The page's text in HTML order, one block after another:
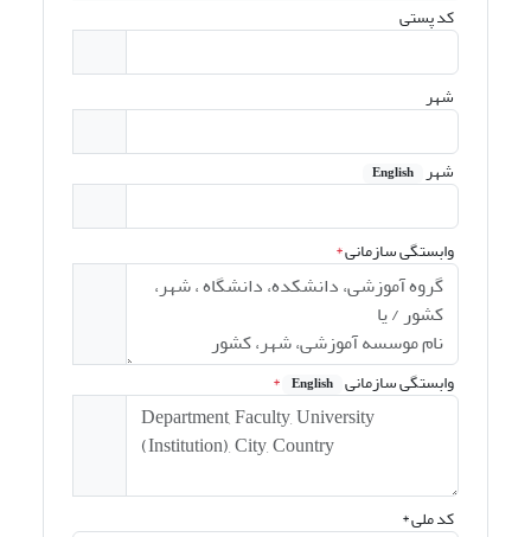
کد پستی
شهر
شهر English
وابستگی سازمانی*
وابستگی سازمانی English
*
کد ملی*